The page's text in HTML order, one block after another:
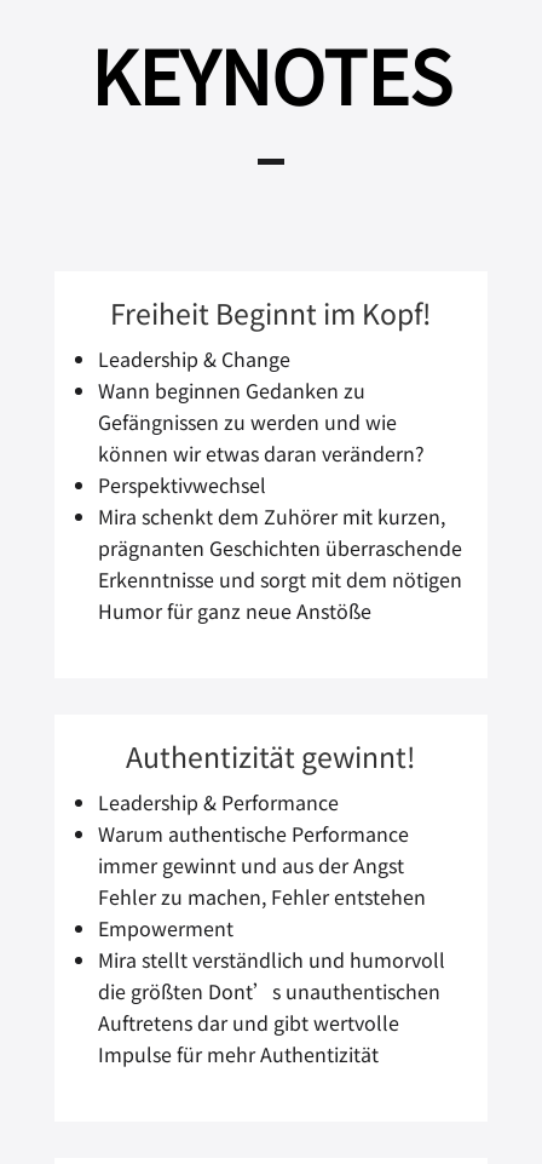
KEYNOTES
Freiheit Beginnt im Kopf!
Leadership & Change
Wann beginnen Gedanken zu
Gefängnissen zu werden und wie
können wir etwas daran verändern?
Perspektivwechsel
Mira schenkt dem Zuhörer mit kurzen,
prägnanten Geschichten überraschende
Erkenntnisse und sorgt mit dem nötigen
Humor für ganz neue Anstöße
Authentizität gewinnt!
Leadership & Performance
Warum authentische Performance
immer gewinnt und aus der Angst
Fehler zu machen, Fehler entstehen
Empowerment
Mira stellt verständlich und humorvoll
die größten Dont’s unauthentischen
Auftretens dar und gibt wertvolle
Impulse für mehr Authentizität